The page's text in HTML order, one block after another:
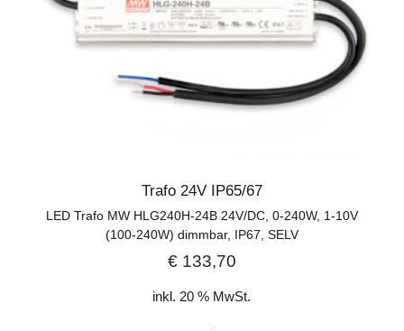
Trafo 24V IP65/67
LED Trafo MW HLG240H-24B 24V/DC, 0-240W, 1-10V
(100-240W) dimmbar, IP67, SELV
€133,70
inkl. 20 % MwSt.